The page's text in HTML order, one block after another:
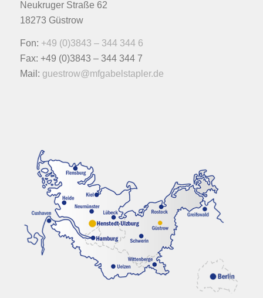
Neukruger Straße 62
18273 Güstrow
Fon: +49 (0)3843 – 344 344 6
Fax: +49 (0)3843 – 344 344 7
Mail: guestrow@mfgabelstapler.de